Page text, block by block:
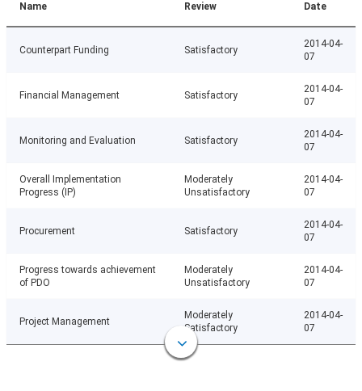
Name Review Date
Counterpart Funding Satisfactory
2014-04-
07
Financial Management Satisfactory
2014-04-
07
Monitoring and Evaluation Satisfactory
2014-04-
07
Overall Implementation
Progress (IP)
Moderately
Unsatisfactory
2014-04-
07
Procurement Satisfactory
2014-04-
07
Progress towards achievement
of PDO
Moderately
Unsatisfactory
2014-04-
07
Project Management
Moderately
Satisfactory
2014-04-
07